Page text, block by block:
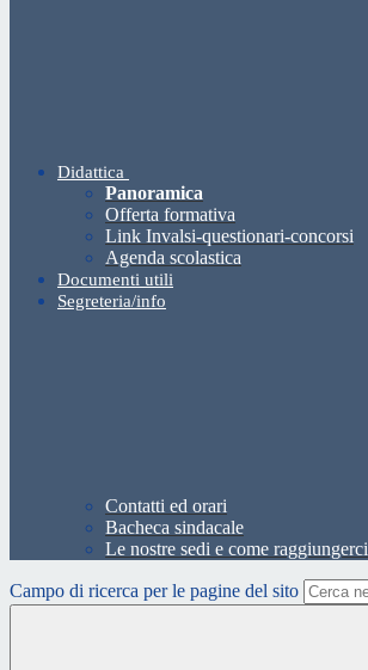
Didattica
Panoramica
Offerta formativa
Link Invalsi-questionari-concorsi
Agenda scolastica
Documenti utili
Segreteria/info
Contatti ed orari
Bacheca sindacale
Le nostre sedi e come raggiungerci
Campo di ricerca per le pagine del sito